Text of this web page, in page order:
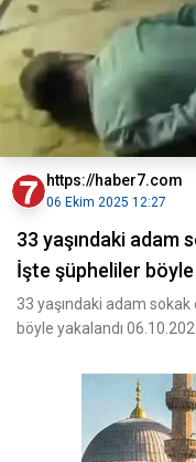
https://haber7.com
06 Ekim 2025 12:27
33 yaşındaki adam
İşte şüpheliler böyle
33 yaşındaki adam
böyle yakalandı